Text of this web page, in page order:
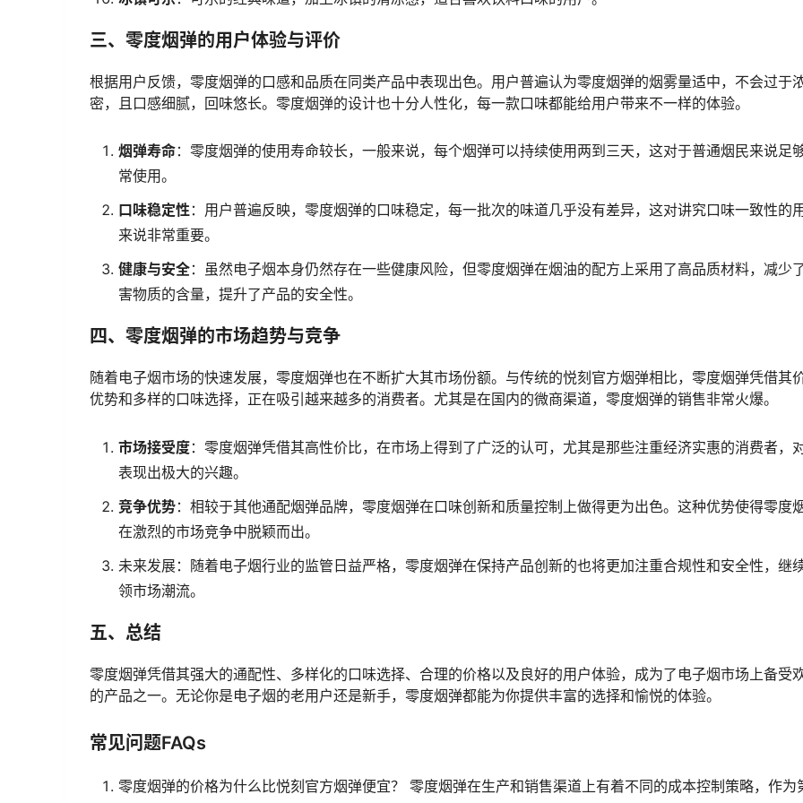
三、零度烟弹的用户体验与评价
根据用户反馈，零度烟弹的口感和品质在同类产品中表现出色。用户普遍认为零度烟弹的烟雾量适中，不会过于
密，且口感细腻，回味悠长。零度烟弹的设计也十分人性化，每一款口味都能给用户带来不一样的体验。
烟弹寿命：零度烟弹的使用寿命较长，一般来说，每个烟弹可以持续使用两到三天，这对于普通烟民来说足
常使用。
口味稳定性：用户普遍反映，零度烟弹的口味稳定，每一批次的味道几乎没有差异，这对讲究口味一致性的
来说非常重要。
健康与安全：虽然电子烟本身仍然存在一些健康风险，但零度烟弹在烟油的配方上采用了高品质材料，减少
害物质的含量，提升了产品的安全性。
四、零度烟弹的市场趋势与竞争
随着电子烟市场的快速发展，零度烟弹也在不断扩大其市场份额。与传统的悦刻官方烟弹相比，零度烟弹凭借其
优势和多样的口味选择，正在吸引越来越多的消费者。尤其是在国内的微商渠道，零度烟弹的销售非常火爆。
市场接受度：零度烟弹凭借其高性价比，在市场上得到了广泛的认可，尤其是那些注重经济实惠的消费者，
表现出极大的兴趣。
竞争优势：相较于其他通配烟弹品牌，零度烟弹在口味创新和质量控制上做得更为出色。这种优势使得零度
在激烈的市场竞争中脱颖而出。
未来发展：随着电子烟行业的监管日益严格，零度烟弹在保持产品创新的也将更加注重合规性和安全性，继
领市场潮流。
五、总结
零度烟弹凭借其强大的通配性、多样化的口味选择、合理的价格以及良好的用户体验，成为了电子烟市场上备受
的产品之一。无论你是电子烟的老用户还是新手，零度烟弹都能为你提供丰富的选择和愉悦的体验。
常见问题FAQs
零度烟弹的价格为什么比悦刻官方烟弹便宜？ 零度烟弹在生产和销售渠道上有着不同的成本控制策略，作为